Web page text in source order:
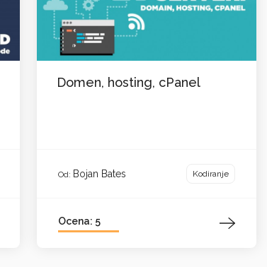
Domen, hosting, cPanel
Od: Bojan Bates Kodiranje
Ocena: 5